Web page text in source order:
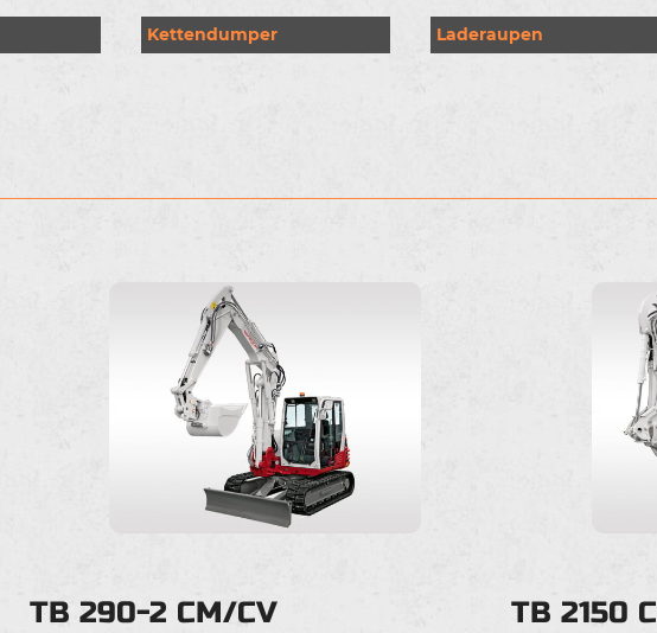
Kettendumper Laderaupen
TB 290-2 CM/CV TB 2150 C